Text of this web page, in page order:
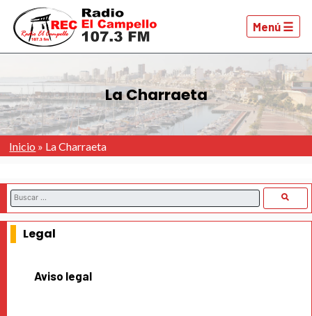
Menú ☰
La Charraeta
Inicio » La Charraeta
Legal
Aviso legal